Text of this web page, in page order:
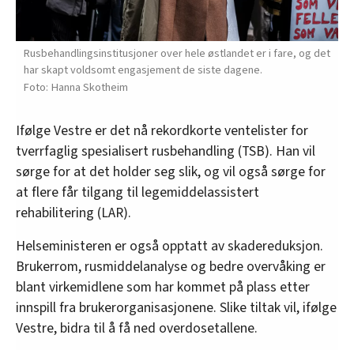
befolkningen ellers.
Styrke det oppsøkende arbeidet i kommunene
og målrette tilskudd til rusmiddelforebyggende
tiltak.
Styrke samarbeidet med bruker- og
pårørendeorganisasjoner, frivilligheten og ideell
sektor.
Videreutvikle behandlings- og
oppfølgingstjenester i kommunene og
sykehusene.
Personer med erfaringskompetanse skal
inkluderes i tjenestene.
Gå i gang med nærklinikker, et brukernært tilbud
Rusbehandlingsinstitusjoner over hele østlandet er i fare, og det
har skapt voldsomt engasjement de siste dagene.
Hanna Skotheim
Ifølge Vestre er det nå rekordkorte ventelister for
tverrfaglig spesialisert rusbehandling (TSB). Han vil
sørge for at det holder seg slik, og vil også sørge for
at flere får tilgang til legemiddelassistert
rehabilitering (LAR).
Helseministeren er også opptatt av skadereduksjon.
Brukerrom, rusmiddelanalyse og bedre overvåking er
blant virkemidlene som har kommet på plass etter
innspill fra brukerorganisasjonene. Slike tiltak vil, ifølge
Vestre, bidra til å få ned overdosetallene.